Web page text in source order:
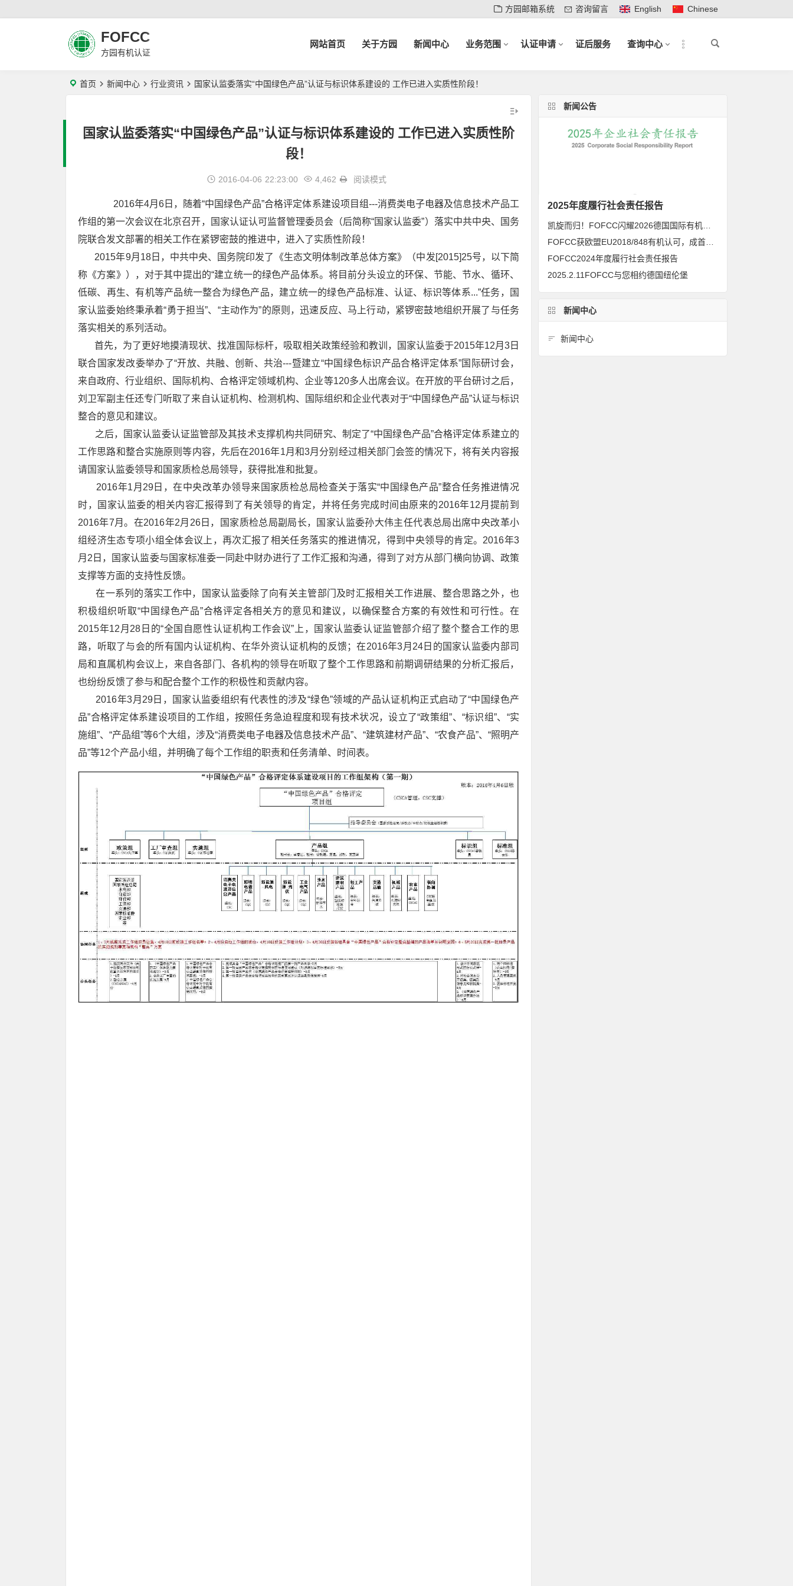
方园邮箱系统 咨询留言 English Chinese
FOFCC
方园有机认证
网站首页 关于方园 新闻中心 业务范围 认证申请 证后服务 查询中心
首页 新闻中心 行业资讯 国家认监委落实“中国绿色产品”认证与标识体系建设的 工作已进入实质性阶段！
国家认监委落实“中国绿色产品”认证与标识体系建设的 工作已进入实质性阶
段！
2016-04-06 22:23:00 4,462 阅读模式
2016年4月6日，随着“中国绿色产品”合格评定体系建设项目组---消费类电子电器及信息技术产品工
作组的第一次会议在北京召开，国家认证认可监督管理委员会（后简称“国家认监委”）落实中共中央、国务
院联合发文部署的相关工作在紧锣密鼓的推进中，进入了实质性阶段！
2015年9月18日，中共中央、国务院印发了《生态文明体制改革总体方案》（中发[2015]25号，以下简
称《方案》），对于其中提出的“建立统一的绿色产品体系。将目前分头设立的环保、节能、节水、循环、
低碳、再生、有机等产品统一整合为绿色产品，建立统一的绿色产品标准、认证、标识等体系...”任务，国
家认监委始终秉承着“勇于担当”、“主动作为”的原则，迅速反应、马上行动，紧锣密鼓地组织开展了与任务
落实相关的系列活动。
首先，为了更好地摸清现状、找准国际标杆，吸取相关政策经验和教训，国家认监委于2015年12月3日
联合国家发改委举办了“开放、共融、创新、共治---暨建立“中国绿色标识产品合格评定体系”国际研讨会，
来自政府、行业组织、国际机构、合格评定领域机构、企业等120多人出席会议。在开放的平台研讨之后，
刘卫军副主任还专门听取了来自认证机构、检测机构、国际组织和企业代表对于“中国绿色产品”认证与标识
整合的意见和建议。
之后，国家认监委认证监管部及其技术支撑机构共同研究、制定了“中国绿色产品”合格评定体系建立的
工作思路和整合实施原则等内容，先后在2016年1月和3月分别经过相关部门会签的情况下，将有关内容报
请国家认监委领导和国家质检总局领导，获得批准和批复。
2016年1月29日，在中央改革办领导来国家质检总局检查关于落实“中国绿色产品”整合任务推进情况
时，国家认监委的相关内容汇报得到了有关领导的肯定，并将任务完成时间由原来的2016年12月提前到
2016年7月。在2016年2月26日，国家质检总局副局长，国家认监委孙大伟主任代表总局出席中央改革小
组经济生态专项小组全体会议上，再次汇报了相关任务落实的推进情况，得到中央领导的肯定。2016年3
月2日，国家认监委与国家标准委一同赴中财办进行了工作汇报和沟通，得到了对方从部门横向协调、政策
支撑等方面的支持性反馈。
在一系列的落实工作中，国家认监委除了向有关主管部门及时汇报相关工作进展、整合思路之外，也
积极组织听取“中国绿色产品”合格评定各相关方的意见和建议，以确保整合方案的有效性和可行性。在
2015年12月28日的“全国自愿性认证机构工作会议”上，国家认监委认证监管部介绍了整个整合工作的思
路，听取了与会的所有国内认证机构、在华外资认证机构的反馈；在2016年3月24日的国家认监委内部司
局和直属机构会议上，来自各部门、各机构的领导在听取了整个工作思路和前期调研结果的分析汇报后，
也纷纷反馈了参与和配合整个工作的积极性和贡献内容。
2016年3月29日，国家认监委组织有代表性的涉及“绿色”领域的产品认证机构正式启动了“中国绿色产
品”合格评定体系建设项目的工作组，按照任务急迫程度和现有技术状况，设立了“政策组”、“标识组”、“实
施组”、“产品组”等6个大组，涉及“消费类电子电器及信息技术产品”、“建筑建材产品”、“农食产品”、“照明产
品”等12个产品小组，并明确了每个工作组的职责和任务清单、时间表。
新闻公告
2025年度履行社会责任报告
FOFCC2024年度履行社会责任报告
2025.2.11FOFCC与您相约德国纽伦堡
新闻中心
新闻中心